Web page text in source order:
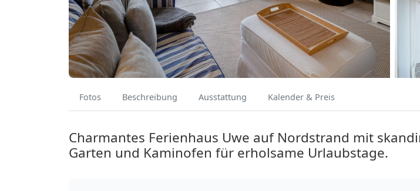
Fotos Beschreibung Ausstattung Kalender & Preis
Charmantes Ferienhaus Uwe auf Nordstrand mit
Garten und Kaminofen für erholsame Urlaubstage.